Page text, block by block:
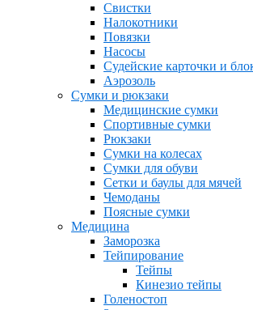
Свистки
Налокотники
Повязки
Насосы
Судейские карточки и
Аэрозоль
Сумки и рюкзаки
Медицинские сумки
Спортивные сумки
Рюкзаки
Сумки на колесах
Сумки для обуви
Сетки и баулы для мячей
Чемоданы
Поясные сумки
Медицина
Заморозка
Тейпирование
Тейпы
Кинезио тейпы
Голеностоп